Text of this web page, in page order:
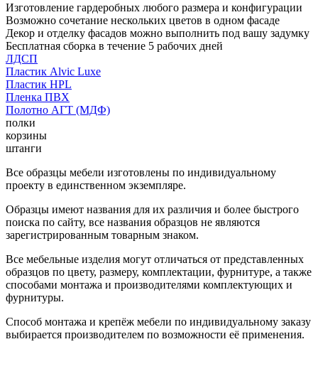
Изготовление гардеробных любого размера и конфигурации
Возможно сочетание нескольких цветов в одном фасаде
Декор и отделку фасадов можно выполнить под вашу задумку
Бесплатная сборка в течение 5 рабочих дней
ЛДСП
Пластик Alvic Luxe
Пластик HPL
Пленка ПВХ
Полотно АГТ (МДФ)
полки
корзины
штанги
Все образцы мебели изготовлены по индивидуальному
проекту в единственном экземпляре.
Образцы имеют названия для их различия и более быстрого
поиска по сайту, все названия образцов не являются
зарегистрированным товарным знаком.
Все мебельные изделия могут отличаться от представленных
образцов по цвету, размеру, комплектации, фурнитуре, а также
способами монтажа и производителями комплектующих и
фурнитуры.
Способ монтажа и крепёж мебели по индивидуальному заказу
выбирается производителем по возможности её применения.